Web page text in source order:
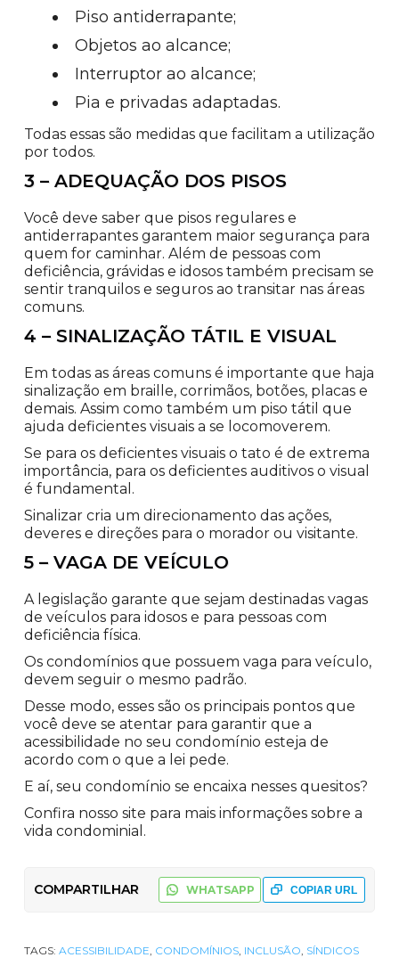
Piso antiderrapante;
Objetos ao alcance;
Interruptor ao alcance;
Pia e privadas adaptadas.
Todas essas são medidas que facilitam a utilização
por todos.
3 – ADEQUAÇÃO DOS PISOS
Você deve saber que pisos regulares e
antiderrapantes garantem maior segurança para
quem for caminhar. Além de pessoas com
deficiência, grávidas e idosos também precisam se
sentir tranquilos e seguros ao transitar nas áreas
comuns.
4 – SINALIZAÇÃO TÁTIL E VISUAL
Em todas as áreas comuns é importante que haja
sinalização em braille, corrimãos, botões, placas e
demais. Assim como também um piso tátil que
ajuda deficientes visuais a se locomoverem.
Se para os deficientes visuais o tato é de extrema
importância, para os deficientes auditivos o visual
é fundamental.
Sinalizar cria um direcionamento das ações,
deveres e direções para o morador ou visitante.
5 – VAGA DE VEÍCULO
A legislação garante que sejam destinadas vagas
de veículos para idosos e para pessoas com
deficiência física.
Os condomínios que possuem vaga para veículo,
devem seguir o mesmo padrão.
Desse modo, esses são os principais pontos que
você deve se atentar para garantir que a
acessibilidade no seu condomínio esteja de
acordo com o que a lei pede.
E aí, seu condomínio se encaixa nesses quesitos?
Confira nosso site para mais informações sobre a
vida condominial.
COMPARTILHAR COPIAR URL
WHATSAPP
TAGS: ACESSIBILIDADE, CONDOMÍNIOS, INCLUSÃO, SÍNDICOS